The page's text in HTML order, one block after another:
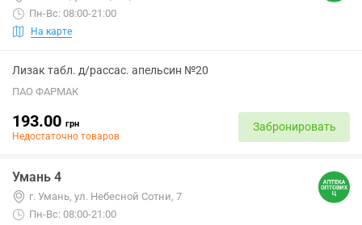
Пн-Вс: 08:00-21:00
На карте
Лизак табл. д/рассас. апельсин №20
ПАО ФАРМАК
193.00 грн
Недостаточно товаров
Забронировать
Умань 4
г. Умань, ул. Небесной Сотни, 7
Пн-Вс: 08:00-21:00